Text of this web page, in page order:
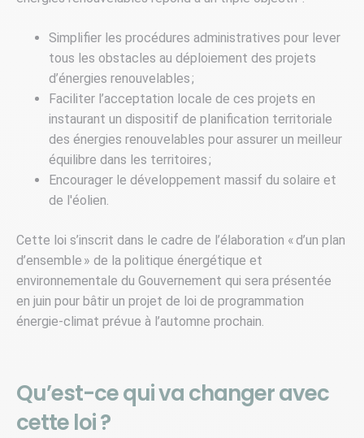
Simplifier les procédures administratives pour lever
tous les obstacles au déploiement des projets
d’énergies renouvelables ;
Faciliter l’acceptation locale de ces projets en
instaurant un dispositif de planification territoriale
des énergies renouvelables pour assurer un meilleur
équilibre dans les territoires ;
Encourager le développement massif du solaire et
de l'éolien.
Cette loi s’inscrit dans le cadre de l’élaboration « d’un plan
d’ensemble » de la politique énergétique et
environnementale du Gouvernement qui sera présentée
en juin pour bâtir un projet de loi de programmation
énergie-climat prévue à l’automne prochain.
Qu’est-ce qui va changer avec
cette loi ?